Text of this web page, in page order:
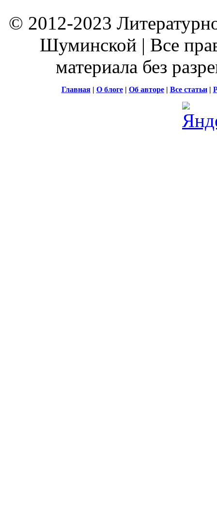
© 2012-2023
Шуминской | Все
материала без
Главная| О блоге| Об авторе| Все статьи|